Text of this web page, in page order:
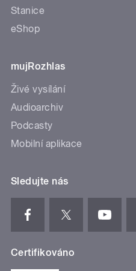
Stanice
eShop
mujRozhlas
Živé vysílání
Audioarchiv
Podcasty
Mobilní aplikace
Sledujte nás
Certifikováno